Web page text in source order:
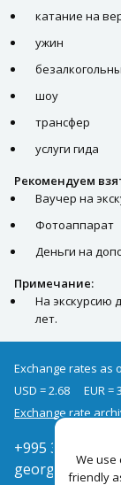
катание на
ужин
шоу
трансфер
услуги гида
Рекомендуем
Ваучер на
Фотоаппарат
Деньги на
Примечание:
На экскурсию
лет.
We use
friendly
Exchange rates as
USD = 2.68
EUR =
Exchange rate
+995 322050666